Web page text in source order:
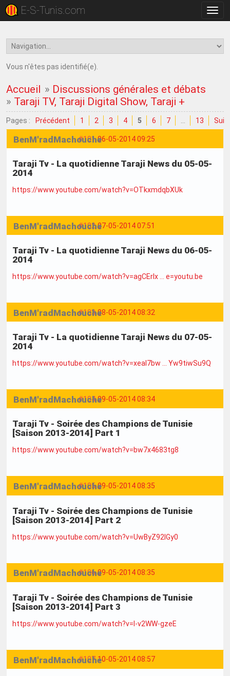
la
E-S-Tunis.com
Vous n'êtes pas identifié(e).
Accueil » Discussions générales et débats
» Taraji TV, Taraji Digital Show, Taraji +
Pages : Précédent 1 2 3 4 5 6 7 13
#101 06-05-2014 09:25
BenM'radMachouche
Taraji Tv - La quotidienne Taraji News du 05-05-
2014
https://www.youtube.com/watch?v=OTkxmdqbXUk
#102 07-05-2014 07:51
BenM'radMachouche
Taraji Tv - La quotidienne Taraji News du 06-05-
2014
https://www.youtube.com/watch?v=agCErIx … e=youtu.be
#103 08-05-2014 08:32
BenM'radMachouche
Taraji Tv - La quotidienne Taraji News du 07-05-
2014
https://www.youtube.com/watch?v=xeaI7bw … Yw9tiwSu9Q
#104 09-05-2014 08:34
BenM'radMachouche
Taraji Tv - Soirée des Champions de Tunisie
[Saison 2013-2014] Part 1
https://www.youtube.com/watch?v=bw7x4683tg8
#105 09-05-2014 08:35
BenM'radMachouche
Taraji Tv - Soirée des Champions de Tunisie
[Saison 2013-2014] Part 2
https://www.youtube.com/watch?v=UwByZ92IGy0
#106 09-05-2014 08:35
BenM'radMachouche
Taraji Tv - Soirée des Champions de Tunisie
[Saison 2013-2014] Part 3
https://www.youtube.com/watch?v=I-v2WW-gzeE
#107 10-05-2014 08:57
BenM'radMachouche